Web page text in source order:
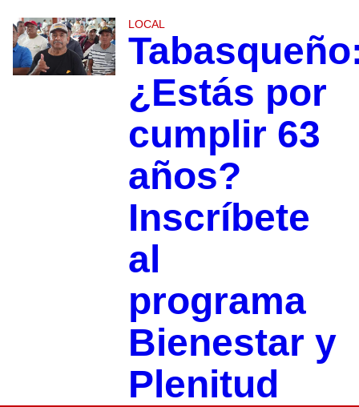
LOCAL
¿Estás por
cumplir 63
años?
Inscríbete
al
programa
Bienestar y
Plenitud